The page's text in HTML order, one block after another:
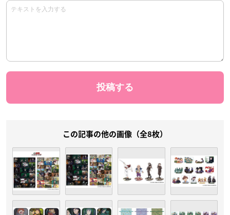
この記事の他の画像（全8枚）